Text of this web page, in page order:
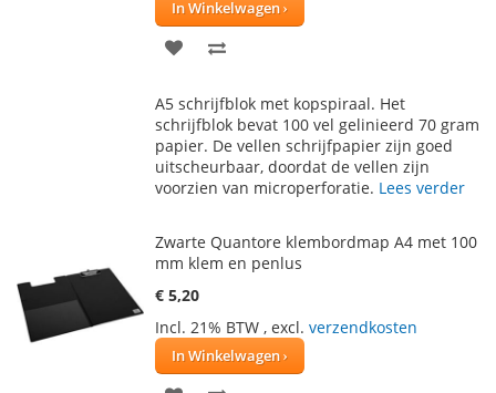
In Winkelwagen
VOEG
AAN
VERLANGLIJST
TE
VERGELIJKEN
A5 schrijfblok met kopspiraal. Het
schrijfblok bevat 100 vel gelinieerd 70 gram
papier. De vellen schrijfpapier zijn goed
uitscheurbaar, doordat de vellen zijn
voorzien van microperforatie. Lees verder
Zwarte Quantore klembordmap A4 met 100
mm klem en penlus
€ 5,20
Incl. 21% BTW , excl. verzendkosten
In Winkelwagen